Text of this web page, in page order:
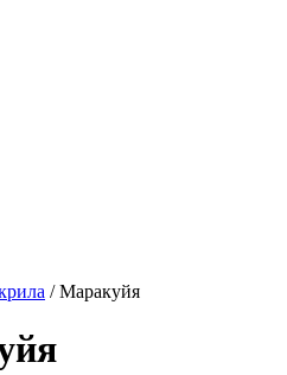
/ Маракуйя